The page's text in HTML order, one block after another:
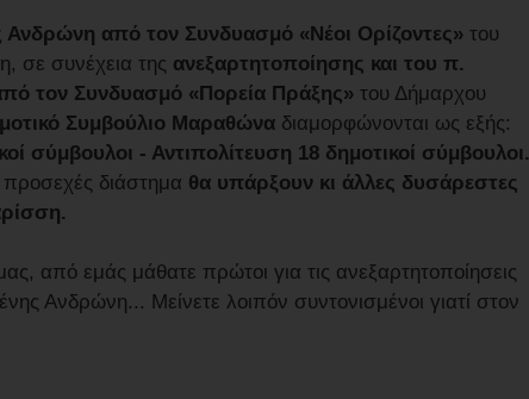
Ανδρώνη από τον Συνδυασμό «Νέοι Ορίζοντες» του
σε συνέχεια της ανεξαρτητοποίησης και του π.
τον Συνδυασμό «Πορεία Πράξης» του Δήμαρχου
Συμβούλιο Μαραθώνα διαμορφώνονται ως εξής:
σύμβουλοι - Αντιπολίτευση 18 δημοτικοί σύμβουλοι.
διάστημα θα υπάρξουν κι άλλες δυσάρεστες
από εμάς μάθατε πρώτοι για τις ανεξαρτητοποίησεις
Ανδρώνη... Μείνετε λοιπόν συντονισμένοι γιατί στον